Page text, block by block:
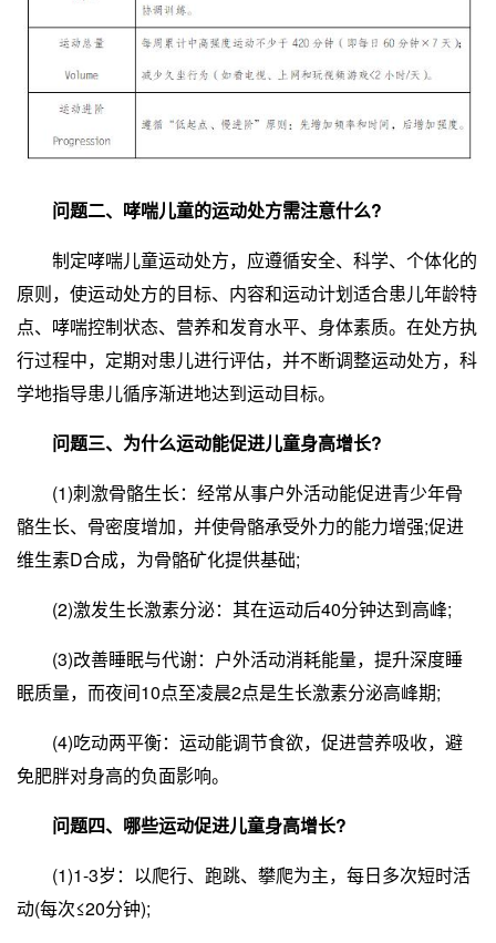
问题二、哮喘儿童的运动处方需注意什么?
制定哮喘儿童运动处方，应遵循安全、科学、个体化的
原则，使运动处方的目标、内容和运动计划适合患儿年龄特
点、哮喘控制状态、营养和发育水平、身体素质。在处方执
行过程中，定期对患儿进行评估，并不断调整运动处方，科
学地指导患儿循序渐进地达到运动目标。
问题三、为什么运动能促进儿童身高增长?
(1)刺激骨骼生长：经常从事户外活动能促进青少年骨
骼生长、骨密度增加，并使骨骼承受外力的能力增强;促进
维生素D合成，为骨骼矿化提供基础;
(2)激发生长激素分泌：其在运动后40分钟达到高峰;
(3)改善睡眠与代谢：户外活动消耗能量，提升深度睡
眠质量，而夜间10点至凌晨2点是生长激素分泌高峰期;
(4)吃动两平衡：运动能调节食欲，促进营养吸收，避
免肥胖对身高的负面影响。
问题四、哪些运动促进儿童身高增长?
(1)1-3岁：以爬行、跑跳、攀爬为主，每日多次短时活
动(每次≤20分钟);